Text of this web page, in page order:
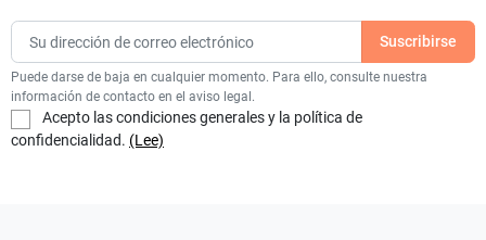
Puede darse de baja en cualquier momento. Para ello, consulte nuestra
información de contacto en el aviso legal.
Acepto las condiciones generales y la política de
confidencialidad. (Lee)